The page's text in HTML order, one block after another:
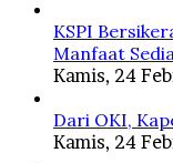
KSPI
Manfaat
Kamis, 24
Dari OKI,
Kamis, 24